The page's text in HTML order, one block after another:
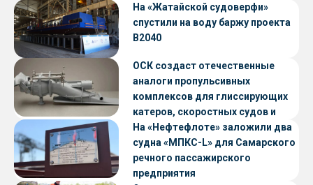
«Петропавловск» проекта CNF22
На «Жатайской судоверфи»
спустили на воду баржу проекта
В2040
ОСК создаст отечественные
аналоги пропульсивных
комплексов для глиссирующих
катеров, скоростных судов и
судов с малой осадкой
На «Нефтефлоте» заложили два
судна «МПКС-L» для Самарского
речного пассажирского
предприятия